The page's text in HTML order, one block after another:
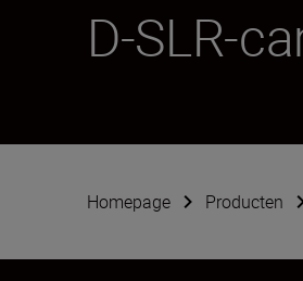
D-SLR-
Homepage Producten